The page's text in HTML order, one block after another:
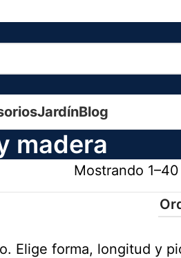
JardínBlog
madera
Mostrando
Elige forma, longitud y